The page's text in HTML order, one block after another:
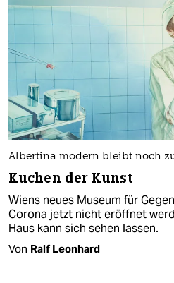
Albertina modern bleibt noch
Kuchen der Kunst
Wiens neues Museum für
Corona jetzt nicht eröffnet
Haus kann sich sehen lassen.
Von Ralf Leonhard